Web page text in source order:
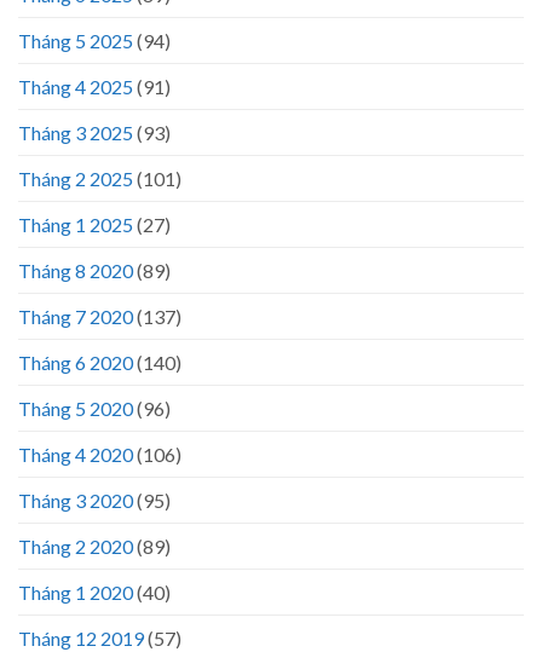
Tháng 5 2025(94)
Tháng 4 2025(91)
Tháng 3 2025(93)
Tháng 2 2025(101)
Tháng 1 2025(27)
Tháng 8 2020(89)
Tháng 7 2020(137)
Tháng 6 2020(140)
Tháng 5 2020(96)
Tháng 4 2020(106)
Tháng 3 2020(95)
Tháng 2 2020(89)
Tháng 1 2020(40)
Tháng 12 2019(57)